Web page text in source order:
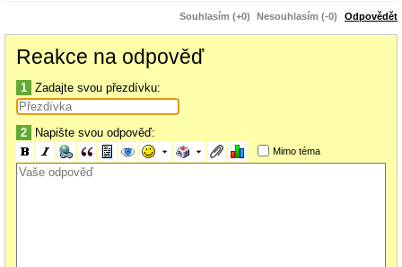
Souhlasím (+0) Nesouhlasím (-0) Odpovědět
Reakce na odpověď
1 Zadajte svou přezdívku:
2 Napište svou odpověď:
Mimo téma